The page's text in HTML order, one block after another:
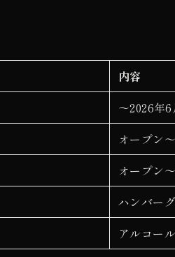
内容
〜2026年6
オープン
オープン
ハンバー
アルコー